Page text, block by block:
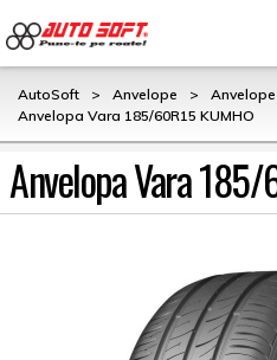
AutoSoft > Anvelope >
Anvelopa Vara 185/60R15 KUMHO
Anvelopa Vara